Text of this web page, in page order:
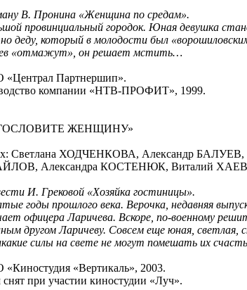
В. Пронина «Женщина по средам».
провинциальный городок. Юная девушка
деду, который в молодости был
«отмажут», он решает мстить…
Партнершип».
компании «НТВ-ПРОФИТ», 1999.
ЖЕНЩИНУ»
Светлана ХОДЧЕНКОВА, Александр
Александра КОСТЕНЮК, Виталий ХАЕВ
И. Грековой «Хозяйка гостиницы».
годы прошлого века. Верочка, недавняя
офицера Ларичева. Вскоре, по-военному
другом Ларичеву. Совсем еще юная,
силы на свете не могут помешать их
«Вертикаль», 2003.
при участии киностудии «Луч».